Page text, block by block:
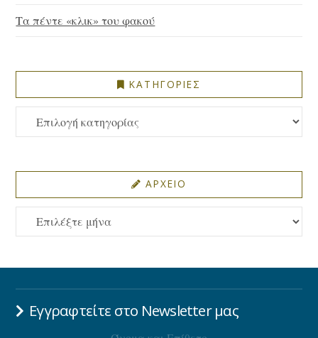
Τα πέντε «κλικ» του φακού
ΚΑΤΗΓΟΡΙΕΣ
ΚΑΤΗΓΟΡΙΕΣ
ΑΡΧΕΙΟ
ΑΡΧΕΙΟ
Εγγραφτείτε στο Newsletter μας